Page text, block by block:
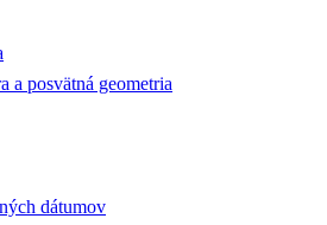
a posvätná geometria
dátumov